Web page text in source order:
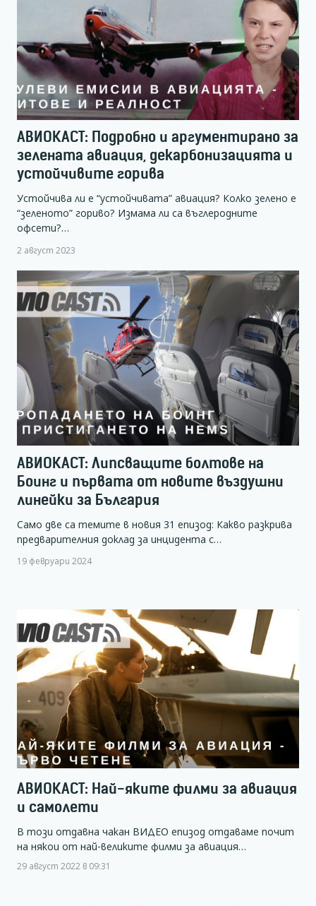
АВИОКАСТ: Подробно и аргументирано за
зелената авиация, декарбонизацията и
устойчивите горива
Устойчива ли е “устойчивата” авиация? Колко зелено е
“зеленото” гориво? Измама ли са въглеродните
офсети?…
2 август 2023
АВИОКАСТ: Липсващите болтове на
Боинг и първата от новите въздушни
линейки за България
Само две са темите в новия 31 епизод: Какво разкрива
предварителния доклад за инцидента с…
19 февруари 2024
АВИОКАСТ: Най-яките филми за авиация
и самолети
В този отдавна чакан ВИДЕО епизод отдаваме почит
на някои от най-великите филми за авиация…
29 август 2022 в 09:31